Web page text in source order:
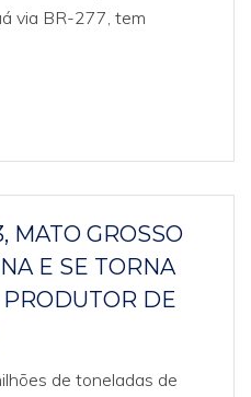
via BR-277, tem
MATO GROSSO
E SE TORNA
DE
de toneladas de